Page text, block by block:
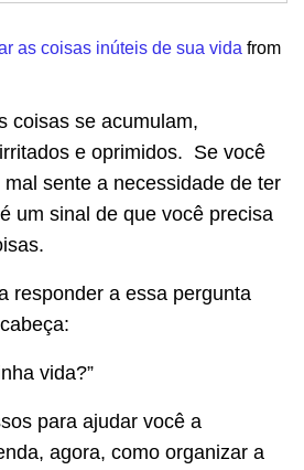
as coisas inúteis de sua vida from
coisas se acumulam,
e oprimidos. Se você
sente a necessidade de ter
um sinal de que você precisa
responder a essa pergunta
vida?”
para ajudar você a
agora, como organizar a